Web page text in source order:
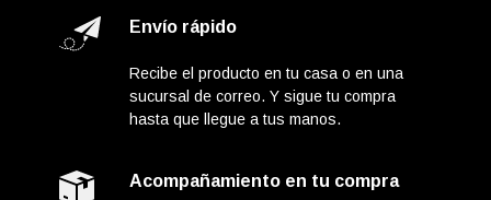
Envío rápido
Recibe el producto en tu casa o en una
sucursal de correo. Y sigue tu compra
hasta que llegue a tus manos.
Acompañamiento en tu compra